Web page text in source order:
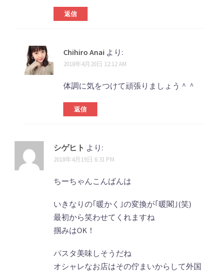
返信
Chihiro Anai より:
2018年4月20日 12:12 AM
体調に気をつけて頑張りましょう＾＾
返信
シゲヒト より:
2018年4月19日 6:31 PM
ちーちゃんこんばんは
いきなりの｢暖かく｣の変換が｢暖閣｣(笑)
最初から笑わせてくれますね
掴みはOK！
パスタ美味しそうだね
オシャレなお店はその佇まいからして外国